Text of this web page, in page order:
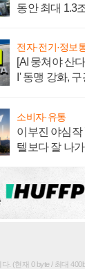
동안 최대 1.3
전자·전기·정보
[AI 뭉쳐야 산
I' 동맹 강화,
소비자·유통
이부진 야심작
텔보다 잘 나가
. (현재 0 byte / 최대